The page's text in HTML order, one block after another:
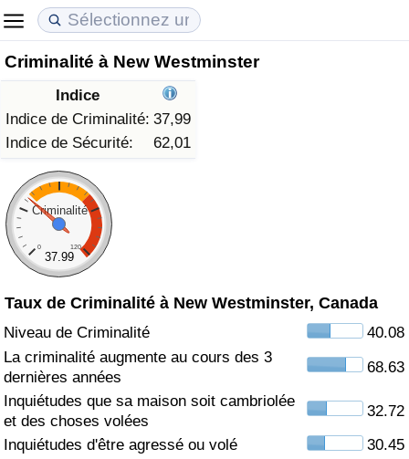
Criminalité à New Westminster
Indice
Indice de Criminalité: 37,99
Indice de Sécurité:
62,01
Criminalité
0 120
37.99
Taux de Criminalité à New Westminster, Canada
Niveau de Criminalité
40.08
La criminalité augmente au cours des 3
dernières années
68.63
Inquiétudes que sa maison soit cambriolée
et des choses volées
32.72
Inquiétudes d'être agressé ou volé
30.45
Coût de la vie
Indice du Coût de la Vie (Actuel)
Indice du Coût de la Vie
Indice du coût de la vie par pays
à Akaba
Prix de l'immobilier
Indice des Prix de l'immobilier (Actuel)
Indice des Prix de l'immobilier
Indice des Prix de l'immobilier par Pays
Qualité de Vie
Indice de Qualité de Vie
Indice de Qualité de Vie (Actuel)
Indice de qualité de vie par pays
Criminalité
Indice de Criminalité (Actuel)
Indice de Criminalité
Indice de criminalité par pays
Soins de santé